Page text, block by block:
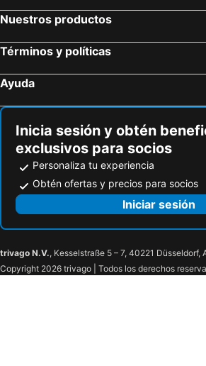
Nuestros productos
Términos y políticas
Ayuda
Inicia sesión y obtén
exclusivos para socios
Personaliza tu experiencia
Obtén ofertas y precios para socios
Iniciar sesión
trivago N.V., Kesselstraße 5 – 7, 40221 Düsseldorf,
Copyright 2026 trivago | Todos los derechos